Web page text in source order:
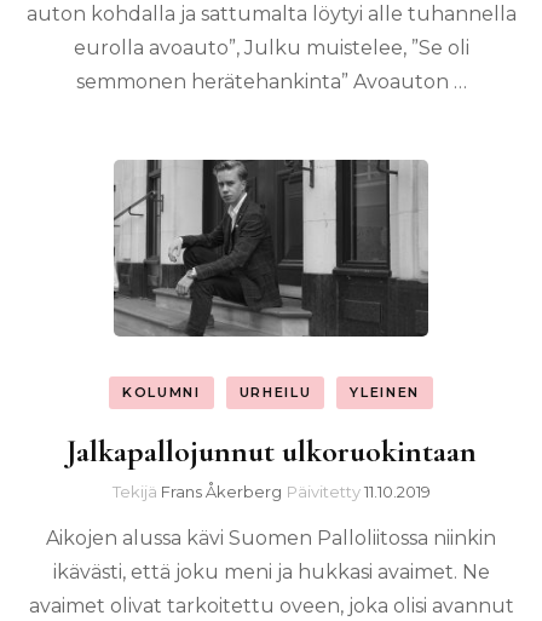
auton kohdalla ja sattumalta löytyi alle tuhannella
eurolla avoauto”, Julku muistelee, ”Se oli
semmonen herätehankinta” Avoauton …
KOLUMNI URHEILU YLEINEN
Jalkapallojunnut ulkoruokintaan
Tekijä Frans Åkerberg Päivitetty11.10.2019
Aikojen alussa kävi Suomen Palloliitossa niinkin
ikävästi, että joku meni ja hukkasi avaimet. Ne
avaimet olivat tarkoitettu oveen, joka olisi avannut